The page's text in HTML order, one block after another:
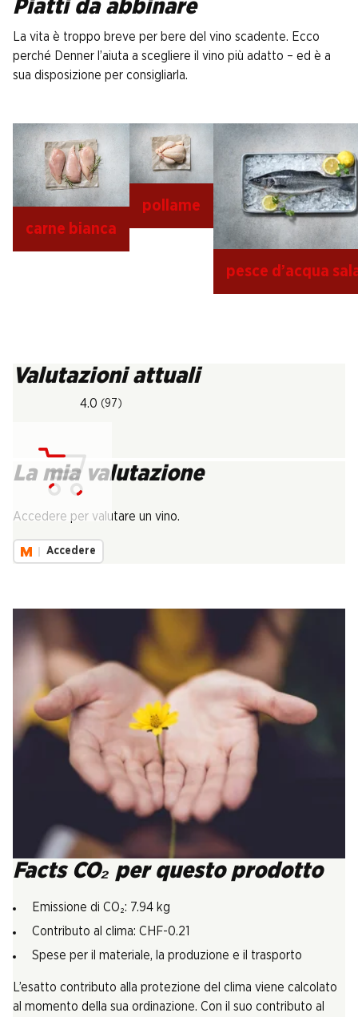
Piatti da abbinare
La vita è troppo breve per bere del vino scadente. Ecco
perché Denner l’aiuta a scegliere il vino più adatto – ed è a
sua disposizione per consigliarla.
carne bianca
pollame
pesce d’acqua
Valutazioni attuali
4.0 (97)
La mia valutazione
Accedere per valutare un vino.
Accedere
Facts CO₂ per questo prodotto
Emissione di CO₂: 7.94 kg
Contributo al clima: CHF-0.21
Spese per il materiale, la produzione e il trasporto
L’esatto contributo alla protezione del clima viene calcolato
al momento della sua ordinazione. Con il suo contributo al